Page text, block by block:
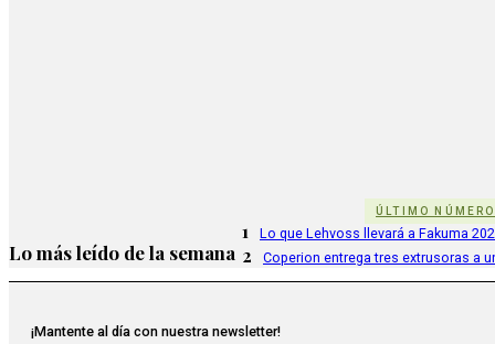
ÚLTIMO NÚMERO
Lo más leído de la semana
1 Lo que Lehvoss llevará a Fakuma
2 Coperion entrega tres extrusoras a
¡Mantente al día con nuestra newsletter!